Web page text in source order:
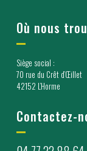
Où nous
Siège social :
70 rue du Crêt d’Œillet
42152 L’Horme
Contactez-